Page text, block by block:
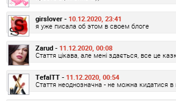
girslover - 10.12.2020, 23:41
я уже писала об этом в своем блоге
Zarud - 11.12.2020, 00:08
Стаття цікава, але мені здається, все це
TefalTT - 11.12.2020, 00:54
Стаття неоднозначна - не можна кидатися в